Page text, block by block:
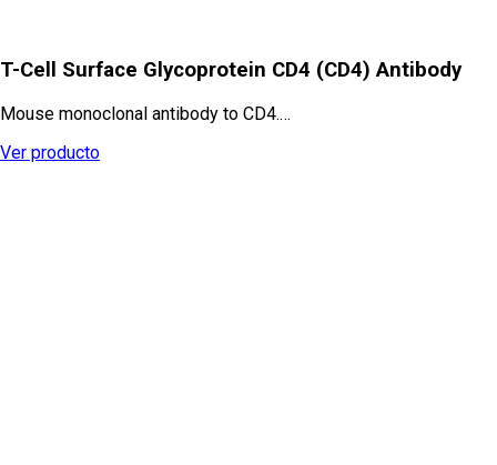
T-Cell Surface Glycoprotein CD4 (CD4) Antibody
Mouse monoclonal antibody to CD4.…
Ver producto